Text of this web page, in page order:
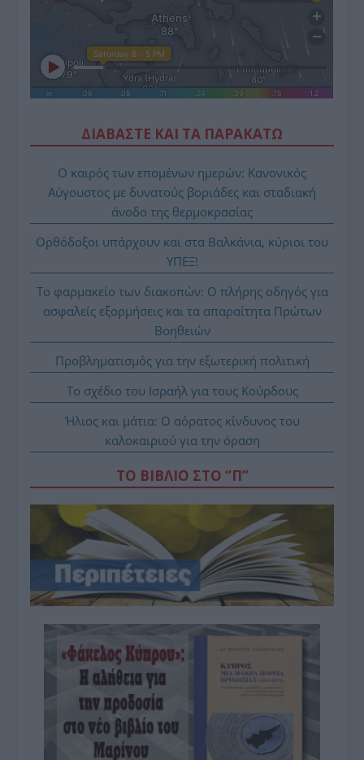
ΔΙΑΒΑΣΤΕ ΚΑΙ ΤΑ ΠΑΡΑΚΑΤΩ
Ο καιρός των επομένων ημερών: Κανονικός
Αύγουστος με δυνατούς βοριάδες και σταδιακή
άνοδο της θερμοκρασίας
Ορθόδοξοι υπάρχουν και στα Βαλκάνια, κύριοι του
ΥΠΕΞ!
Το φαρμακείο των διακοπών: Ο πλήρης οδηγός για
ασφαλείς εξορμήσεις και τα απαραίτητα Πρώτων
Βοηθειών
Προβληματισμός για την εξωτερική πολιτική
Το σχέδιο του Ισραήλ για τους Κούρδους
Ήλιος και μάτια: Ο αόρατος κίνδυνος του
καλοκαιριού για την όραση
ΤΟ ΒΙΒΛΙΟ ΣΤΟ “Π”